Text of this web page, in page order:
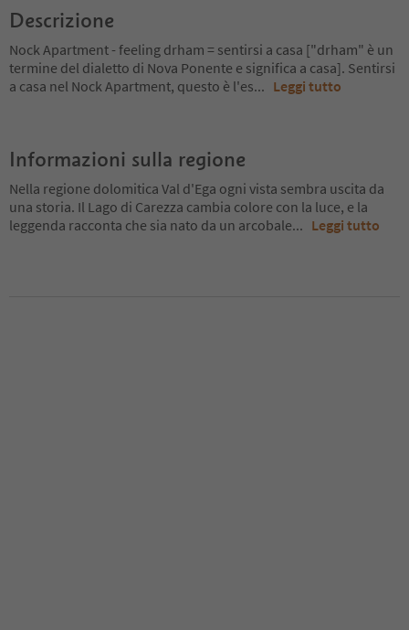
Descrizione
Nock Apartment - feeling drham = sentirsi a casa ["drham" è un
termine del dialetto di Nova Ponente e significa a casa]. Sentirsi
a casa nel Nock Apartment, questo è l'es... Leggi tutto
Informazioni sulla regione
Nella regione dolomitica Val d'Ega ogni vista sembra uscita da
una storia. Il Lago di Carezza cambia colore con la luce, e la
leggenda racconta che sia nato da un arcobale... Leggi tutto